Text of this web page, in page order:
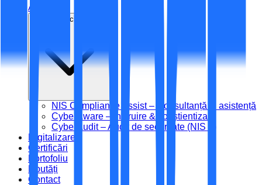
Acasă
Securitate cibernetică
NIS Compliance Assist – Consultanță și asistență
CyberAware – Instruire & conștientizare
CyberAudit – Audit de securitate (NIS 2)
Digitalizare
Certificări
Portofoliu
Noutăți
Contact